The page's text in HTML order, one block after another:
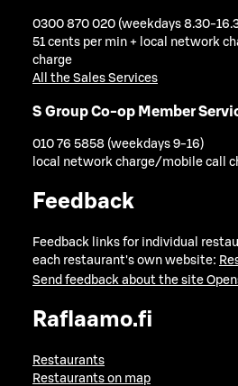
0300 870 020 (weekdays 8.30-
51 cents per min + local network
charge
All the Sales Services
S Group Co-op Member
010 76 5858 (weekdays 9-16)
local network charge/mobile call
Feedback
Feedback links for individual
each restaurant's own website:
Send feedback about the site
Raflaamo.fi
Restaurants
Restaurants on map